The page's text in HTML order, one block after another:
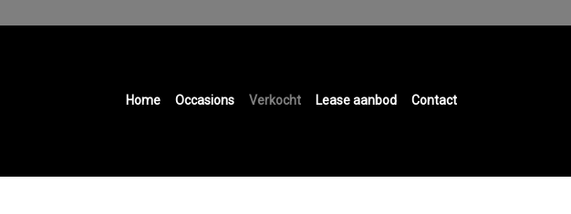
Home Occasions Verkocht Lease aanbod Contact